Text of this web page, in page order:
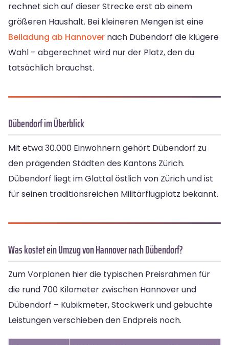
rechnet sich auf dieser Strecke erst ab einem
größeren Haushalt. Bei kleineren Mengen ist eine
Beiladung ab Hannover nach Dübendorf die klügere
Wahl – abgerechnet wird nur der Platz, den du
tatsächlich brauchst.
Dübendorf im Überblick
Mit etwa 30.000 Einwohnern gehört Dübendorf zu
den prägenden Städten des Kantons Zürich.
Dübendorf liegt im Glattal östlich von Zürich und ist
für seinen traditionsreichen Militärflugplatz bekannt.
Was kostet ein Umzug von Hannover nach Dübendorf?
Zum Vorplanen hier die typischen Preisrahmen für
die rund 700 Kilometer zwischen Hannover und
Dübendorf – Kubikmeter, Stockwerk und gebuchte
Leistungen verschieben den Endpreis noch.